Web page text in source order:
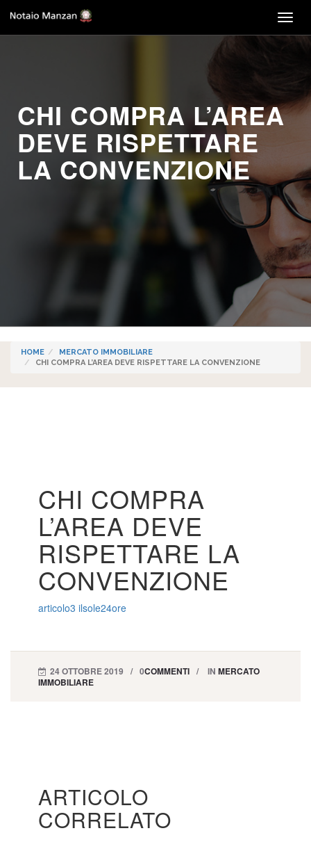
CHI COMPRA L’AREA
DEVE RISPETTARE
LA CONVENZIONE
HOME
MERCATO IMMOBILIARE
CHI COMPRA L’AREA DEVE RISPETTARE LA CONVENZIONE
CHI COMPRA
L’AREA DEVE
RISPETTARE LA
CONVENZIONE
articolo3 ilsole24ore
24 OTTOBRE 2019 0COMMENTI IN MERCATO
IMMOBILIARE
ARTICOLO
CORRELATO